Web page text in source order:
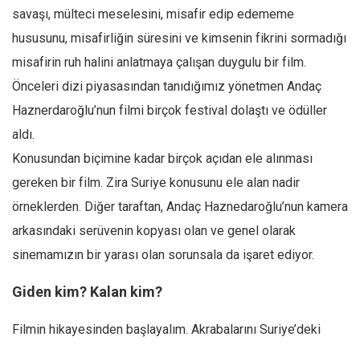
Avustralya
Tarih
Düşünce
Dosyalar
savaşı, mülteci meselesini, misafir edip edememe
hususunu, misafirliğin süresini ve kimsenin fikrini sormadığı
misafirin ruh halini anlatmaya çalışan duygulu bir film.
Önceleri dizi piyasasından tanıdığımız yönetmen Andaç
Haznerdaroğlu’nun filmi birçok festival dolaştı ve ödüller
aldı.
Konusundan biçimine kadar birçok açıdan ele alınması
gereken bir film. Zira Suriye konusunu ele alan nadir
örneklerden. Diğer taraftan, Andaç Haznedaroğlu’nun kamera
arkasındaki serüvenin kopyası olan ve genel olarak
sinemamızın bir yarası olan sorunsala da işaret ediyor.
Giden kim? Kalan kim?
Filmin hikayesinden başlayalım. Akrabalarını Suriye’deki